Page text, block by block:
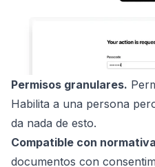
Permisos granulares.
Habilita a una persona
da nada de esto.
Compatible con
documentos con